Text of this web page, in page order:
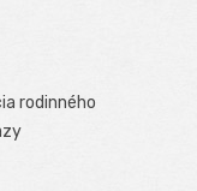
rodinného